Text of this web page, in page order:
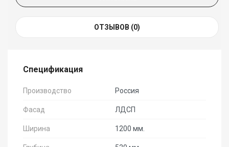
ОТЗЫВОВ (0)
Спецификация
Производство Россия
Фасад ЛДСП
Ширина 1200 мм.